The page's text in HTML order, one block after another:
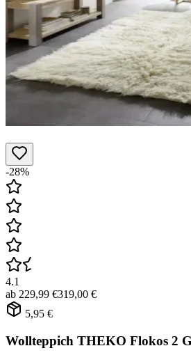
-28%
4.1
ab 229,99 €319,00 €
5,95 €
Wollteppich THEKO Flokos 2